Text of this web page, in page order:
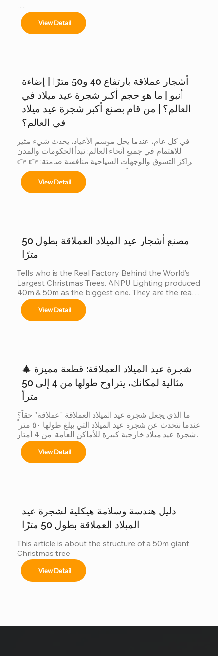
Ofrecemos servicios completos de instalación
para:
Árboles de 4m a 50m en espacios interiores y
exteriores.
municipales.
Festivales navideños, parques temáticos y
activaciones de marca.
View Detail
أشجار عملاقة بارتفاع 40 و50 مترًا | إضاءة
أنبو | ما هو حجم أكبر شجرة عيد ميلاد في
العالم؟ | من قام بصنع أكبر شجرة عيد ميلاد
في العالم؟
في كل عام، عندما يحل موسم الأعياد، يحدث شيء مثير
للاهتمام في جميع أنحاء العالم: تبدأ الحكومات والمدن
ومراكز التسوق والوجهات السياحية منافسة صامتة: 👉 👉
لأن الشجرة الأكبر حجماً: يجذب المزيد من الزوار يُحدث ذلك
تأثيراً أكبر على وسائل التواصل الاجتماعي يتم إنتاج قيمة
تجارية أكبر عندما تتنافس الدول... يشارك المصنعون أيضاً.
فحسب......
View Detail
مصنع أشجار عيد الميلاد العملاقة بطول 50
مترًا
Tells who is the Real Factory Behind the World’s
Largest Christmas Trees. ANPU Lighting produced
40m & 50m as the biggest one. They are the real
China factory for Giant Christmas Tree.
View Detail
🎄 شجرة عيد الميلاد العملاقة: قطعة مميزة
مثالية لمكانك، يتراوح طولها من 4 إلى 50
متراً
ما الذي يجعل شجرة عيد الميلاد العملاقة "عملاقة" حقاً؟
عندما نتحدث عن شجرة عيد الميلاد التي يبلغ طولها ٥٠ متراً
شجرة عيد ميلاد خارجية كبيرة للأماكن العامة: من 4 أمتار
إلى 50 مترًا شجرة عيد الميلاد الكبيرة في الهواء الطلق
نحن متخصصون في تصاميم مخصصة لأشجار عيد الميلاد
العملاقة لتتناسب مع موضوعك لا يوجد مكانان متشابهان،
View Detail
دليل هندسة وسلامة هيكلية لشجرة عيد
الميلاد العملاقة بطول 50 مترًا
This article is about the structure of a 50m giant
Christmas tree
View Detail